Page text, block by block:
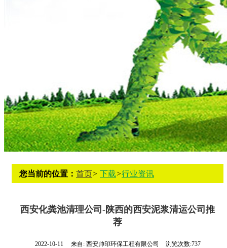
您当前的位置： 首页> 下载>行业资讯
西安化粪池清理公司-陕西的西安泥浆清运公司推
荐
2022-10-11 来自: 西安帅印环保工程有限公司 浏览次数:737